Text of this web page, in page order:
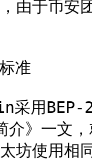
由于币安
准
用BEP-
介》一文
坊使用相